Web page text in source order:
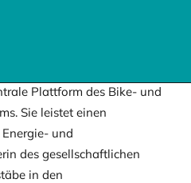
der EUROBIKE 2023 in
Plattform des Bike- und
Sie leistet einen
und
des gesellschaftlichen
in den